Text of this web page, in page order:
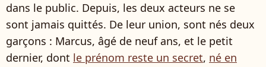
dans le public. Depuis, les deux acteurs ne se
sont jamais quittés. De leur union, sont nés deux
garçons : Marcus, âgé de neuf ans, et le petit
dernier, dont le prénom reste un secret, né en